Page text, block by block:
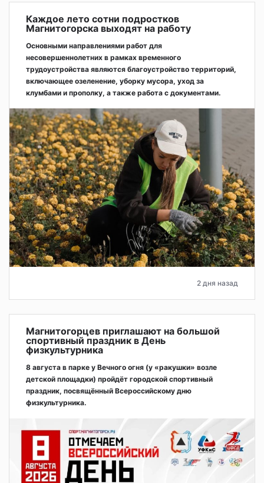
Каждое лето сотни подростков
Магнитогорска выходят на работу
Основными направлениями работ для
несовершеннолетних в рамках временного
трудоустройства являются благоустройство территорий,
включающее озеленение, уборку мусора, уход за
клумбами и прополку, а также работа с документами.
2 дня назад
Магнитогорцев приглашают на большой
спортивный праздник в День
физкультурника
8 августа в парке у Вечного огня (у «ракушки» возле
детской площадки) пройдёт городской спортивный
праздник, посвящённый Всероссийскому дню
физкультурника.